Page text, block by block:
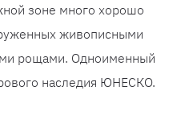
зоне много хорошо
живописными
рощами. Одноименный
наследия ЮНЕСКО.